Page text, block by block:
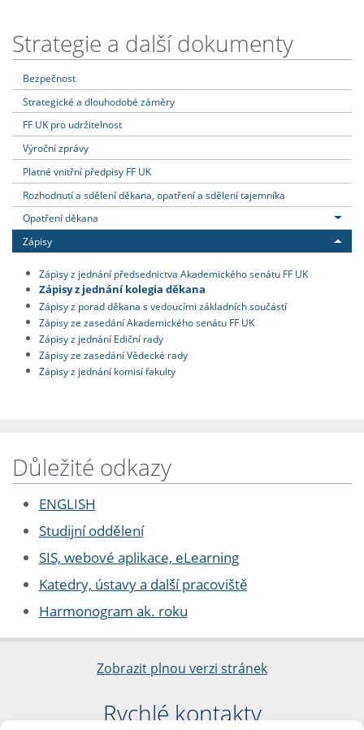
Strategie a další dokumenty
Bezpečnost
Strategické a dlouhodobé záměry
FF UK pro udržitelnost
Výroční zprávy
Platné vnitřní předpisy FF UK
Rozhodnutí a sdělení děkana, opatření a sdělení tajemníka
Opatření děkana
Zápisy
Zápisy z jednání předsednictva Akademického senátu FF UK
Zápisy z jednání kolegia děkana
Zápisy z porad děkana s vedoucími základních součástí
Zápisy ze zasedání Akademického senátu FF UK
Zápisy z jednání Ediční rady
Zápisy ze zasedání Vědecké rady
Zápisy z jednání komisí fakulty
Důležité odkazy
ENGLISH
Studijní oddělení
SIS, webové aplikace, eLearning
Katedry, ústavy a další pracoviště
Harmonogram ak. roku
Zobrazit plnou verzi stránek
Rychlé kontakty